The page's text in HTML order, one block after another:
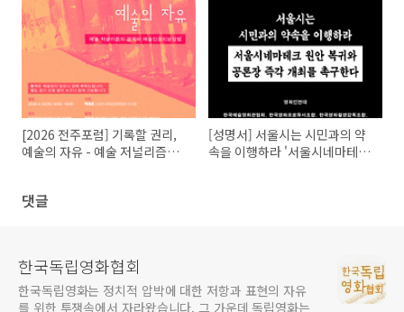
[2026 전주포럼] 기록할 권리,
예술의 자유 - 예술 저널리즘의
[성명서] 서울시는 시민과의 약
속을 이행하라 '서울시네마테크'
댓글
한국독립영화협회
한국독립영화는 정치적 압박에 대한 저항과 표현의 자유
를 위한 투쟁속에서 자라왔습니다. 그 가운데 독립영화는